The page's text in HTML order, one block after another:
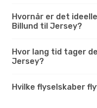
Hvornår er det
Billund til Jersey?
Hvor lang tid tager
Jersey?
Hvilke flyselskaber